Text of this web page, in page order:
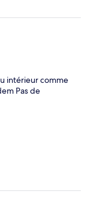
intérieur comme
Pas de